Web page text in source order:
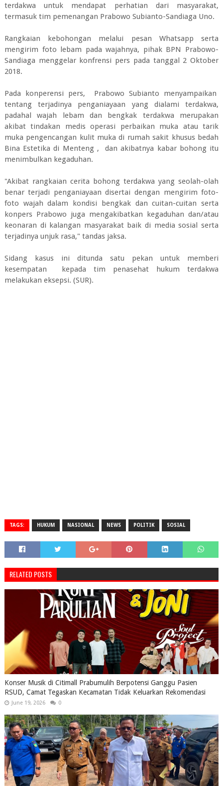
terdakwa untuk mendapat perhatian dari masyarakat,
termasuk tim pemenangan Prabowo Subianto-Sandiaga Uno.
Rangkaian kebohongan melalui pesan Whatsapp serta
mengirim foto lebam pada wajahnya, pihak BPN Prabowo-
Sandiaga menggelar konfrensi pers pada tanggal 2 Oktober
2018.
Pada konperensi pers, Prabowo Subianto menyampaikan
tentang terjadinya penganiayaan yang dialami terdakwa,
padahal wajah lebam dan bengkak terdakwa merupakan
akibat tindakan medis operasi perbaikan muka atau tarik
muka pengencangan kulit muka di rumah sakit khusus bedah
Bina Estetika di Menteng , dan akibatnya kabar bohong itu
menimbulkan kegaduhan.
"Akibat rangkaian cerita bohong terdakwa yang seolah-olah
benar terjadi penganiayaan disertai dengan mengirim foto-
foto wajah dalam kondisi bengkak dan cuitan-cuitan serta
konpers Prabowo juga mengakibatkan kegaduhan dan/atau
keonaran di kalangan masyarakat baik di media sosial serta
terjadinya unjuk rasa," tandas jaksa.
Sidang kasus ini ditunda satu pekan untuk memberi
kesempatan kepada tim penasehat hukum terdakwa
melakukan eksepsi. (SUR).
TAGS: HUKUM NASIONAL NEWS POLITIK SOSIAL
RELATED POSTS
Konser Musik di Citimall Prabumulih Berpotensi Ganggu Pasien
RSUD, Camat Tegaskan Kecamatan Tidak Keluarkan Rekomendasi
June 19, 2026 0